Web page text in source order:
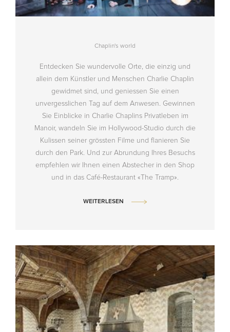
Chaplin's world
Entdecken Sie wundervolle Orte, die einzig und
allein dem Künstler und Menschen Charlie Chaplin
gewidmet sind, und geniessen Sie einen
unvergesslichen Tag auf dem Anwesen. Gewinnen
Sie Einblicke in Charlie Chaplins Privatleben im
Manoir, wandeln Sie im Hollywood-Studio durch die
Kulissen seiner grössten Filme und flanieren Sie
durch den Park. Und zur Abrundung Ihres Besuchs
empfehlen wir Ihnen einen Abstecher in den Shop
und in das Café-Restaurant «The Tramp».
WEITERLESEN